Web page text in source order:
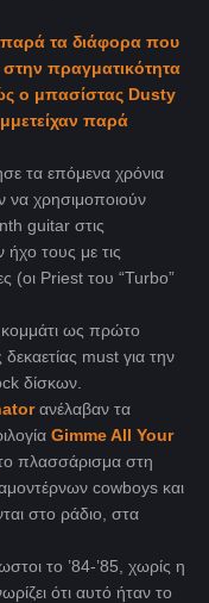
τα διάφορα που
πραγματικότητα
ο μπασίστας Dusty
παρά
τα επόμενα χρόνια
να χρησιμοποιούν
guitar στις
ήχο τους με τις
(οι Priest του “Turbo”
ως πρώτο
δεκαετίας must για την
δίσκων.
ανέλαβαν τα
Gimme All Your
πλασσάρισμα στη
cowboys και
στο ράδιο, στα
το ’84-’85, χωρίς η
ότι αυτό ήταν το